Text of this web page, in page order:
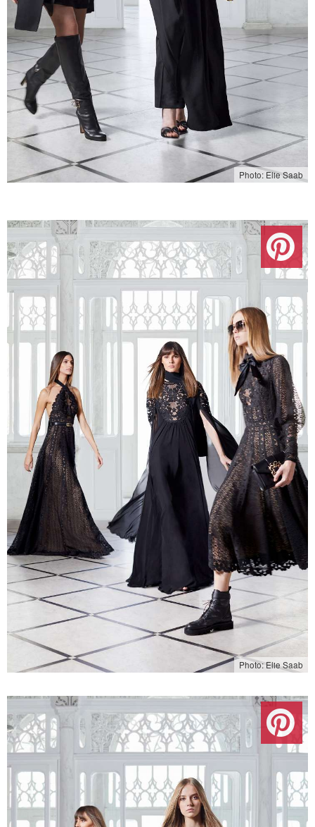
Photo: Elie Saab
Photo: Elie Saab